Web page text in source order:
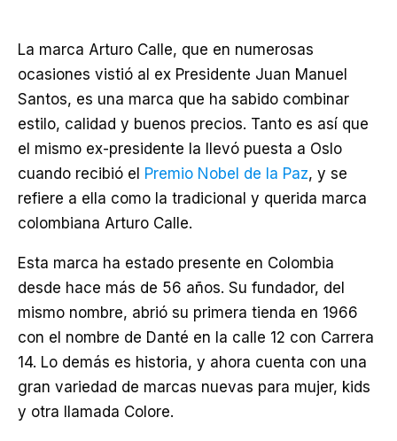
La marca Arturo Calle, que en numerosas
ocasiones vistió al ex Presidente Juan Manuel
Santos, es una marca que ha sabido combinar
estilo, calidad y buenos precios. Tanto es así que
el mismo ex-presidente la llevó puesta a Oslo
cuando recibió el Premio Nobel de la Paz, y se
refiere a ella como la tradicional y querida marca
colombiana Arturo Calle.
Esta marca ha estado presente en Colombia
desde hace más de 56 años. Su fundador, del
mismo nombre, abrió su primera tienda en 1966
con el nombre de Danté en la calle 12 con Carrera
14. Lo demás es historia, y ahora cuenta con una
gran variedad de marcas nuevas para mujer, kids
y otra llamada Colore.